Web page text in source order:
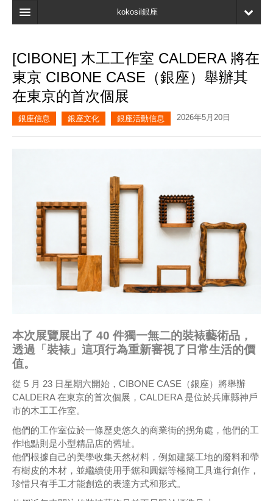
kokosil銀座
搜索
最新信息
口碑
我的頁面
[CIBONE] 木工工作室 CALDERA 將在
東京 CIBONE CASE（銀座）舉辦其
在東京的首次個展
銀座信息 銀座文化 銀座活動信息 2026年5月20日
本次展覽展出了 40 件獨一無二的裝裱藝術品，
透過「裝裱」這項行為重新審視了日常生活的價
值。
從 5 月 23 日星期六開始，CIBONE CASE（銀座）將舉辦
CALDERA 在東京的首次個展，CALDERA 是位於兵庫縣神戶
市的木工工作室。
他們的工作室位於一條歷史悠久的商業街的拐角處，他們的工
作地點則是小型精品店的舊址。
他們根據自己的美學收集天然材料，例如建築工地的廢料和帶
有樹皮的木材，並繼續使用手鋸和圓鋸等極簡工具進行創作，
珍惜只有手工才能創造的表達方式和形式。